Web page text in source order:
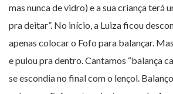
mas nunca de vidro) e a sua criança terá
pra deitar”. No início, a Luiza ficou
apenas colocar o Fofo para balançar.
e pulou pra dentro. Cantamos “balança
se escondia no final com o lençol.